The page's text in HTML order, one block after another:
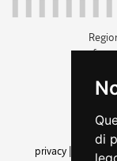
di
c.f.
privacy
cookie |